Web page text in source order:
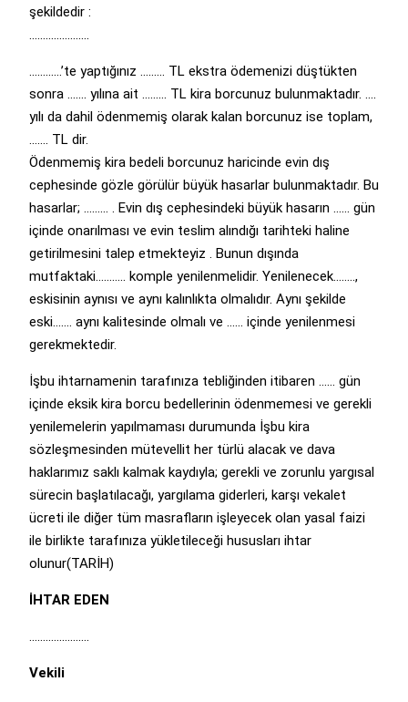
şekildedir :
………………….
…………’te yaptığınız ……… TL ekstra ödemenizi düştükten
sonra ……. yılına ait ……… TL kira borcunuz bulunmaktadır. ….
yılı da dahil ödenmemiş olarak kalan borcunuz ise toplam,
……. TL dir.
Ödenmemiş kira bedeli borcunuz haricinde evin dış
cephesinde gözle görülür büyük hasarlar bulunmaktadır. Bu
hasarlar; ……… . Evin dış cephesindeki büyük hasarın …… gün
içinde onarılması ve evin teslim alındığı tarihteki haline
getirilmesini talep etmekteyiz . Bunun dışında
mutfaktaki……….. komple yenilenmelidir. Yenilenecek……..,
eskisinin aynısı ve aynı kalınlıkta olmalıdır. Aynı şekilde
eski……. aynı kalitesinde olmalı ve …… içinde yenilenmesi
gerekmektedir.
İşbu ihtarnamenin tarafınıza tebliğinden itibaren …… gün
içinde eksik kira borcu bedellerinin ödenmemesi ve gerekli
yenilemelerin yapılmaması durumunda İşbu kira
sözleşmesinden mütevellit her türlü alacak ve dava
haklarımız saklı kalmak kaydıyla; gerekli ve zorunlu yargısal
sürecin başlatılacağı, yargılama giderleri, karşı vekalet
ücreti ile diğer tüm masrafların işleyecek olan yasal faizi
ile birlikte tarafınıza yükletileceği hususları ihtar
olunur(TARİH)
İHTAR EDEN
………………….
Vekili